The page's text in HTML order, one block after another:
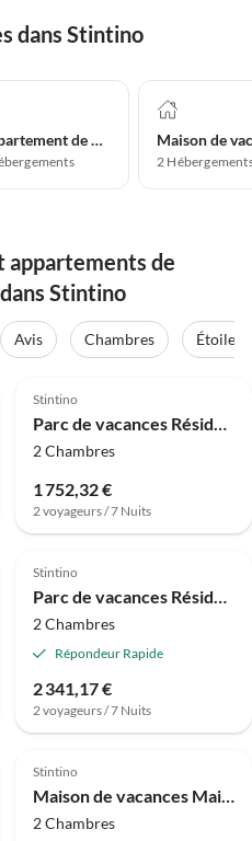
dans Stintino
Appartement de vacances
2
appartements de
Stintino
Avis Chambres
Étoiles
Stintino
Parc de vacances Résidence de vacances Sea Villas, Stintino
2 Chambres
1 752,32 €
2 voyageurs / 7 Nuits
4.0 (5)
Stintino
Parc de vacances Résidence Capo Falcone, Stintino
2 Chambres
Répondeur Rapide
2 341,17 €
2 voyageurs / 7 Nuits
4.0 (2)
Stintino
Maison de vacances Maison à Stintino près de la plage
2 Chambres